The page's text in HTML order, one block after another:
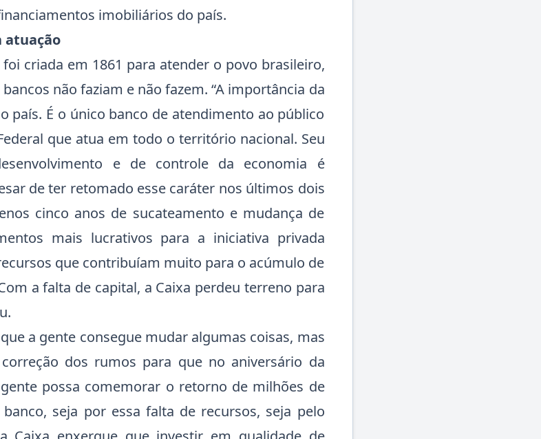
imobiliários do país.
atuação
foi criada em 1861 para atender o povo brasileiro,
não faziam e não fazem. “A importância da
país. É o único banco de atendimento ao público
que atua em todo o território nacional. Seu
e de controle da economia é
de ter retomado esse caráter nos últimos dois
cinco anos de sucateamento e mudança de
mais lucrativos para a iniciativa privada
que contribuíam muito para o acúmulo de
a falta de capital, a Caixa perdeu terreno para
a gente consegue mudar algumas coisas, mas
dos rumos para que no aniversário da
possa comemorar o retorno de milhões de
seja por essa falta de recursos, seja pelo